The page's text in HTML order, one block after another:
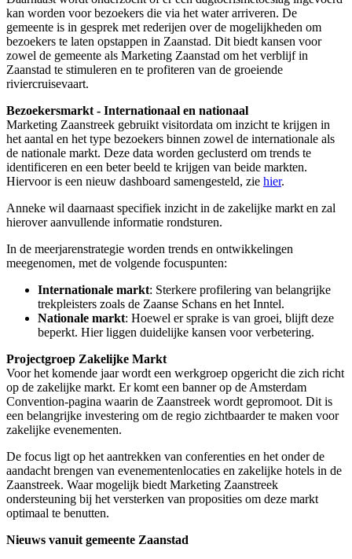
kan worden voor bezoekers die via het water arriveren. De
gemeente is in gesprek met rederijen over de mogelijkheden om
bezoekers te laten opstappen in Zaanstad. Dit biedt kansen voor
zowel de gemeente als Marketing Zaanstad om het verblijf in
Zaanstad te stimuleren en te profiteren van de groeiende
riviercruisevaart.
Bezoekersmarkt - Internationaal en nationaal
Marketing Zaanstreek gebruikt visitordata om inzicht te krijgen in
het aantal en het type bezoekers binnen zowel de internationale als
de nationale markt. Deze data worden geclusterd om trends te
identificeren en een beter beeld te krijgen van beide markten.
Hiervoor is een nieuw dashboard samengesteld, zie hier.
Anneke wil daarnaast specifiek inzicht in de zakelijke markt en zal
hierover aanvullende informatie rondsturen.
In de meerjarenstrategie worden trends en ontwikkelingen
meegenomen, met de volgende focuspunten:
Internationale markt: Sterkere profilering van belangrijke
trekpleisters zoals de Zaanse Schans en het Inntel.
Nationale markt: Hoewel er sprake is van groei, blijft deze
beperkt. Hier liggen duidelijke kansen voor verbetering.
Projectgroep Zakelijke Markt
Voor het komende jaar wordt een werkgroep opgericht die zich richt
op de zakelijke markt. Er komt een banner op de Amsterdam
Convention-pagina waarin de Zaanstreek wordt gepromoot. Dit is
een belangrijke investering om de regio zichtbaarder te maken voor
zakelijke evenementen.
De focus ligt op het aantrekken van conferenties en het onder de
aandacht brengen van evenementenlocaties en zakelijke hotels in de
Zaanstreek. Waar mogelijk biedt Marketing Zaanstreek
ondersteuning bij het versterken van proposities om deze markt
optimaal te benutten.
Nieuws vanuit gemeente Zaanstad